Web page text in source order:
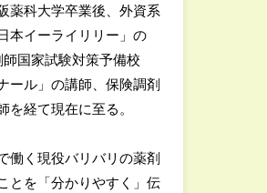
薬科大学卒業後、外資系
本イーライリリー」の
国家試験対策予備校
ール」の講師、保険調剤
を経て現在に至る。
働く現役バリバリの薬剤
とを「分かりやすく」伝